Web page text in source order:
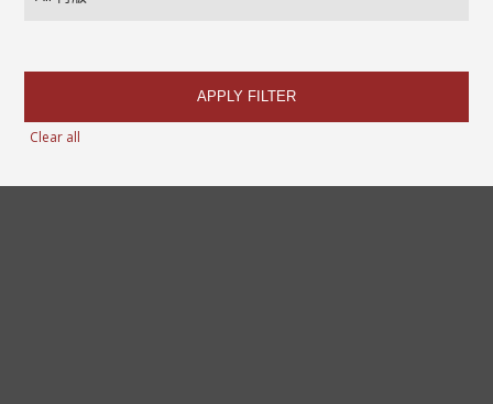
APPLY FILTER
Clear all